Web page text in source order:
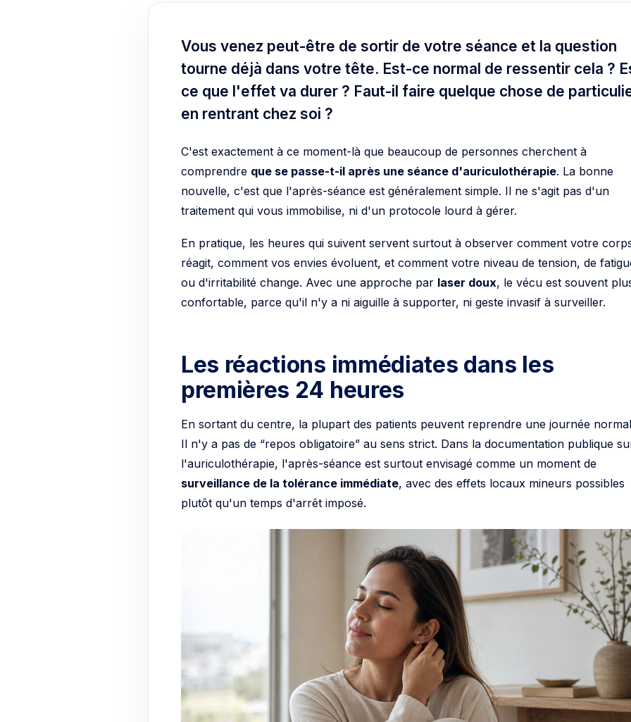
Vous venez peut-être de sortir de votre séance et la question
tourne déjà dans votre tête. Est-ce normal de ressentir cela ?
ce que l'effet va durer ? Faut-il faire quelque chose de
en rentrant chez soi ?
C'est exactement à ce moment-là que beaucoup de personnes cherchent à
comprendre que se passe-t-il après une séance d'auriculothérapie . La bonne
nouvelle, c'est que l'après-séance est généralement simple. Il ne s'agit pas d'un
traitement qui vous immobilise, ni d'un protocole lourd à gérer.
En pratique, les heures qui suivent servent surtout à observer comment votre
réagit, comment vos envies évoluent, et comment votre niveau de tension, de
ou d'irritabilité change. Avec une approche par laser doux
, le vécu est souvent
confortable, parce qu'il n'y a ni aiguille à supporter, ni geste invasif à surveiller.
Les réactions immédiates dans les
premières 24 heures
En sortant du centre, la plupart des patients peuvent reprendre une journée
Il n'y a pas de “repos obligatoire” au sens strict. Dans la documentation publique
l'auriculothérapie, l'après-séance est surtout envisagé comme un moment de
surveillance de la tolérance immédiate , avec des effets locaux mineurs possibles
plutôt qu'un temps d'arrêt imposé.